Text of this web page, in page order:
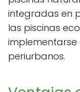
integradas en
las piscinas
implementarse
periurbanos.